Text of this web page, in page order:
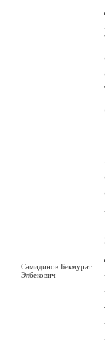
Самидинов Бекмурат
Элбекович